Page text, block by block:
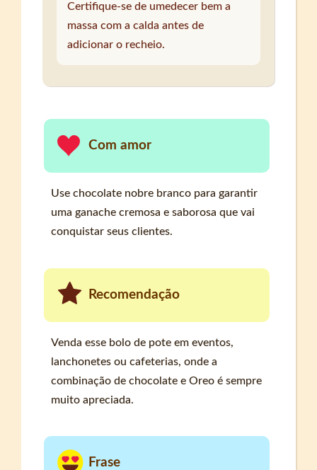
Certifique-se de umedecer bem a
massa com a calda antes de
adicionar o recheio.
Com amor
Use chocolate nobre branco para garantir
uma ganache cremosa e saborosa que vai
conquistar seus clientes.
Recomendação
Venda esse bolo de pote em eventos,
lanchonetes ou cafeterias, onde a
combinação de chocolate e Oreo é sempre
muito apreciada.
Frase